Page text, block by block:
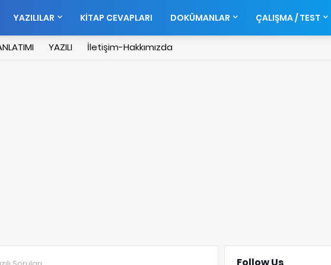
YAZILILAR KİTAP CEVAPLARI DOKÜMANLAR ÇALIŞMA / TEST
YAZILI İletişim-Hakkımızda